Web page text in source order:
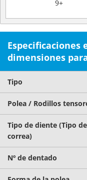
9+
Especificaciones
dimensiones para
Tipo
Polea / Rodillos
Tipo de diente (Tipo de
correa)
Nº de dentado